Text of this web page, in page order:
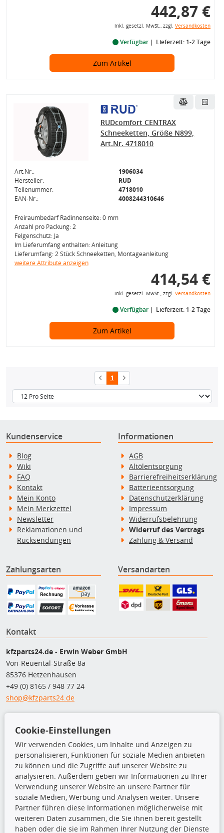
442,87 €
inkl. gesetzl. MwSt., zzgl. Versandkosten
Verfügbar Lieferzeit: 1-2 Tage
Zum Artikel
RUDcomfort CENTRAX
Schneeketten, Größe N899,
Art.Nr. 4718010
Art.Nr.:
1906034
Hersteller:
RUD
Teilenummer:
4718010
EAN-Nr.:
4008244310646
Freiraumbedarf Radinnenseite: 0 mm
Anzahl pro Packung: 2
Felgenschutz: Ja
Im Lieferumfang enthalten: Anleitung
Lieferumfang: 2 Stück Schneeketten, Montageanleitung
weitere Attribute anzeigen
414,54 €
inkl. gesetzl. MwSt., zzgl. Versandkosten
Verfügbar Lieferzeit: 1-2 Tage
Zum Artikel
1
Kundenservice
Blog
Wiki
FAQ
Kontakt
Mein Konto
Mein Merkzettel
Newsletter
Reklamationen und
Rücksendungen
Informationen
AGB
Altölentsorgung
Barrierefreiheitserklärung
Batterieentsorgung
Datenschutzerklärung
Impressum
Widerrufsbelehrung
Widerruf des Vertrags
Zahlung & Versand
Zahlungsarten Versandarten
Kontakt
kfzparts24.de - Erwin Weber GmbH
Von-Reuental-Straße 8a
85376 Hetzenhausen
+49 (0) 8165 / 948 77 24
shop@kfzparts24.de
Dachgrundträger
Ersatzteile
Fahrradträger
Motoröle
Pflege- & Wartungsmittel
Schneeketten
Cookie-Einstellungen
Wir verwenden Cookies, um Inhalte und Anzeigen zu
personalisieren, Funktionen für soziale Medien anbieten
zu können und die Zugriffe auf unserer Website zu
analysieren. Außerdem geben wir Informationen zu Ihrer
Verwendung unserer Website an unsere Partner für
soziale Medien, Werbung und Analysen weiter. Unsere
Partner führen diese Informationen möglicherweise mit
weiteren Daten zusammen, die Sie ihnen bereit gestellt
haben oder die sie im Rahmen Ihrer Nutzung der Dienste